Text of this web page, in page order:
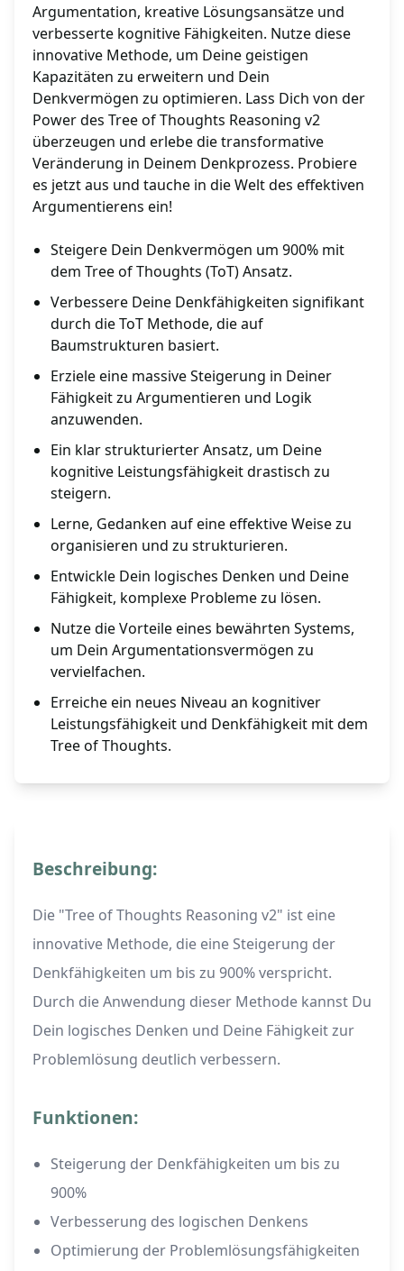
Argumentation, kreative Lösungsansätze und
verbesserte kognitive Fähigkeiten. Nutze diese
innovative Methode, um Deine geistigen
Kapazitäten zu erweitern und Dein
Denkvermögen zu optimieren. Lass Dich von der
Power des Tree of Thoughts Reasoning v2
überzeugen und erlebe die transformative
Veränderung in Deinem Denkprozess. Probiere
es jetzt aus und tauche in die Welt des effektiven
Argumentierens ein!
Steigere Dein Denkvermögen um 900% mit
dem Tree of Thoughts (ToT) Ansatz.
Verbessere Deine Denkfähigkeiten signifikant
durch die ToT Methode, die auf
Baumstrukturen basiert.
Erziele eine massive Steigerung in Deiner
Fähigkeit zu Argumentieren und Logik
anzuwenden.
Ein klar strukturierter Ansatz, um Deine
kognitive Leistungsfähigkeit drastisch zu
steigern.
Lerne, Gedanken auf eine effektive Weise zu
organisieren und zu strukturieren.
Entwickle Dein logisches Denken und Deine
Fähigkeit, komplexe Probleme zu lösen.
Nutze die Vorteile eines bewährten Systems,
um Dein Argumentationsvermögen zu
vervielfachen.
Erreiche ein neues Niveau an kognitiver
Leistungsfähigkeit und Denkfähigkeit mit dem
Tree of Thoughts.
Beschreibung:
Die "Tree of Thoughts Reasoning v2" ist eine
innovative Methode, die eine Steigerung der
Denkfähigkeiten um bis zu 900% verspricht.
Durch die Anwendung dieser Methode kannst Du
Dein logisches Denken und Deine Fähigkeit zur
Problemlösung deutlich verbessern.
Funktionen:
Steigerung der Denkfähigkeiten um bis zu
900%
Verbesserung des logischen Denkens
Optimierung der Problemlösungsfähigkeiten